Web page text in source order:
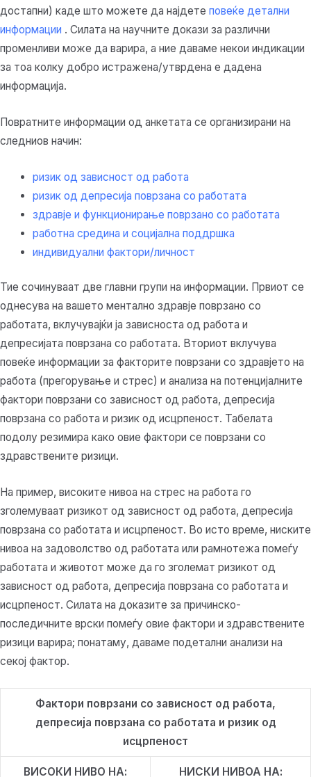
достапни) каде што можете да најдете повеќе детални
информации . Силата на научните докази за различни
променливи може да варира, а ние даваме некои индикации
за тоа колку добро истражена/утврдена е дадена
информација.
Повратните информации од анкетата се организирани на
следниов начин:
ризик од зависност од работа
ризик од депресија поврзана со работата
здравје и функционирање поврзано со работата
работна средина и социјална поддршка
индивидуални фактори/личност
Тие сочинуваат две главни групи на информации. Првиот се
однесува на вашето ментално здравје поврзано со
работата, вклучувајќи ја зависноста од работа и
депресијата поврзана со работата. Вториот вклучува
повеќе информации за факторите поврзани со здравјето на
работа (прегорување и стрес) и анализа на потенцијалните
фактори поврзани со зависност од работа, депресија
поврзана со работа и ризик од исцрпеност. Табелата
подолу резимира како овие фактори се поврзани со
здравствените ризици.
На пример, високите нивоа на стрес на работа го
зголемуваат ризикот од зависност од работа, депресија
поврзана со работата и исцрпеност. Во исто време, ниските
нивоа на задоволство од работата или рамнотежа помеѓу
работата и животот може да го зголемат ризикот од
зависност од работа, депресија поврзана со работата и
исцрпеност. Силата на доказите за причинско-
последичните врски помеѓу овие фактори и здравствените
ризици варира; понатаму, даваме подетални анализи на
секој фактор.
Фактори поврзани со зависност од работа,
депресија поврзана со работата и ризик од
исцрпеност
ВИСОКИ НИВО НА: НИСКИ НИВОА НА: